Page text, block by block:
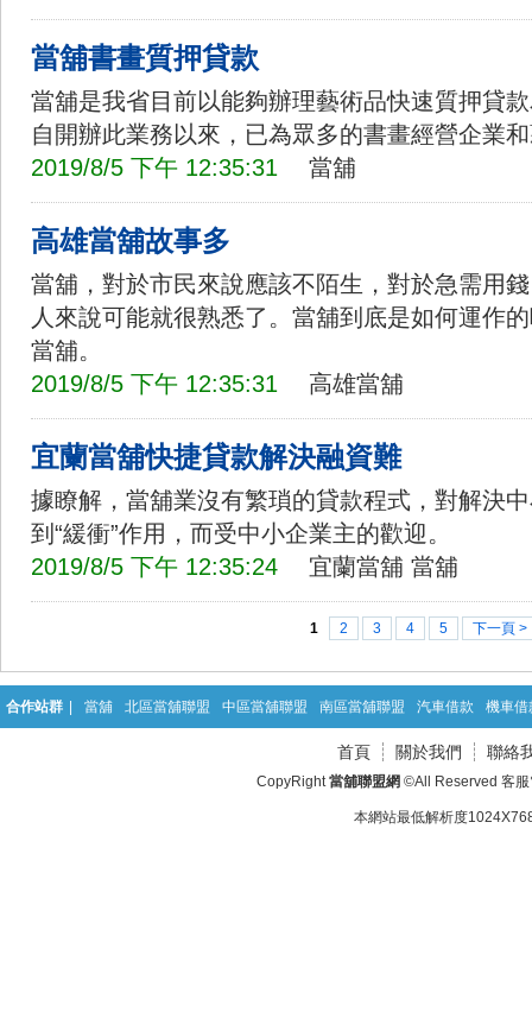
當舖書畫質押貸款
當舖是我省目前以能夠辦理藝術品快速質押貸
自開辦此業務以來，已為眾多的書畫經營企業
2019/8/5 下午 12:35:31
當舖
高雄當舖故事多
當舖，對於市民來說應該不陌生，對於急需用
人來說可能就很熟悉了。當舖到底是如何運作
當舖。
2019/8/5 下午 12:35:31
高雄當舖
宜蘭當舖快捷貸款解決融資難
據瞭解，當舖業沒有繁瑣的貸款程式，對解決
到“緩衝”作用，而受中小企業主的歡迎。
2019/8/5 下午 12:35:24
宜蘭當舖 當舖
1 2 3 4 5 下一頁 >
合作站群 當舖 北區當舖聯盟 中區當舖聯盟 南區當舖聯盟 汽車借款 機車借
首頁 關於我們 聯絡
CopyRight當舖聯盟網 ©All Reserved 客
本網站最低解析度